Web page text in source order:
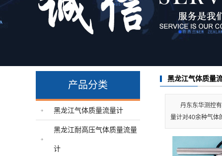
黑龙江旋进旋涡流量计
黑龙江气体压力监测仪
黑龙江远程监控系统
产品分类
黑龙江气体质量流量计
黑龙江耐高压气体质量流量
计
黑龙江气体质量
丹东东华测控
量计对40余种气体